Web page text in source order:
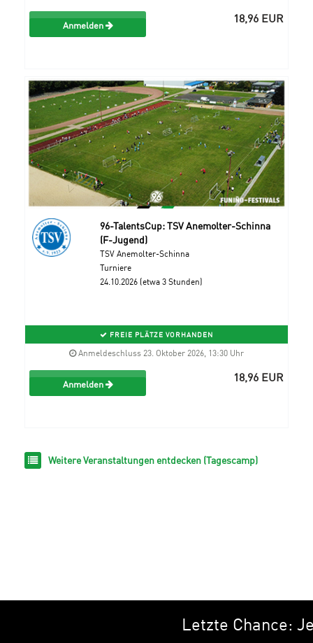
Anmelden 18,96 EUR
96-TalentsCup: TSV Anemolter-Schinna
(F-Jugend)
TSV Anemolter-Schinna
Turniere
24.10.2026 (etwa 3 Stunden)
FREIE PLÄTZE VORHANDEN
Anmeldeschluss 23. Oktober 2026, 13:30 Uhr
Anmelden 18,96 EUR
Weitere Veranstaltungen entdecken (Tagescamp)
Letzte Chance: